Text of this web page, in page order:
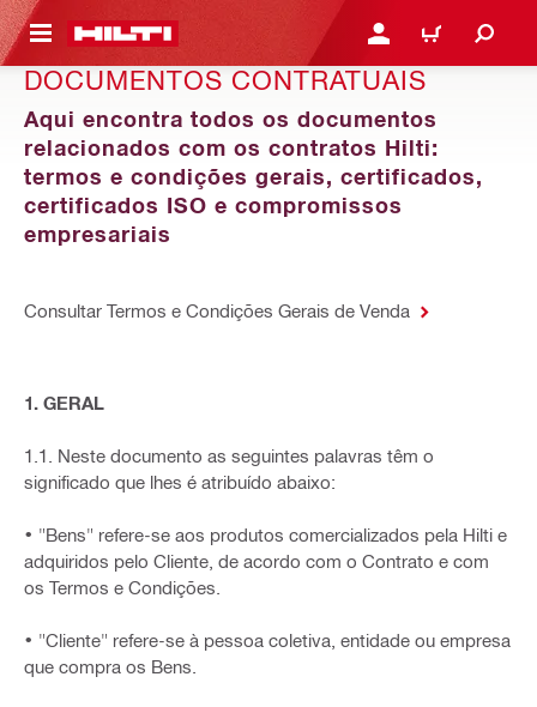
CONTENT ENTRAR OU REGISTAR
CARRINHO
DOCUMENTOS CONTRATUAIS
Aqui encontra todos os documentos
relacionados com os contratos Hilti:
termos e condições gerais, certificados,
certificados ISO e compromissos
empresariais
Consultar Termos e Condições Gerais de Venda
1. GERAL
1.1. Neste documento as seguintes palavras têm o
significado que lhes é atribuído abaixo:
• "Bens" refere-se aos produtos comercializados pela Hilti e
adquiridos pelo Cliente, de acordo com o Contrato e com
os Termos e Condições.
• "Cliente" refere-se à pessoa coletiva, entidade ou empresa
que compra os Bens.